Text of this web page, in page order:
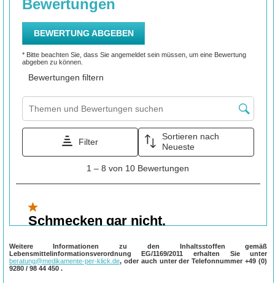
Weitere Informationen zu den Inhaltsstoffen gemäß
Lebensmittelinformationsverordnung EG/1169/2011 erhalten Sie unter
beratung@medikamente-per-klick.de, oder auch unter der Telefonnummer+49 (0)
9280 / 98 44 450 .